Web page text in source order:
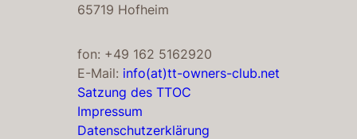
65719 Hofheim
fon: +49 162 5162920
E-Mail: info(at)tt-owners-club.net
Satzung des TTOC
Impressum
Datenschutzerklärung